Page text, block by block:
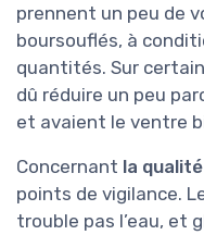
prennent un peu de
boursouflés, à
quantités. Sur
dû réduire un peu
et avaient le ventre
Concernant la qualité
points de vigilance.
trouble pas l’eau, et